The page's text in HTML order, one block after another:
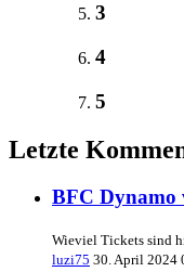
3
4
5
Letzte
BFC Dynamo
Wieviel Tickets sind
luzi75 30. April 2024